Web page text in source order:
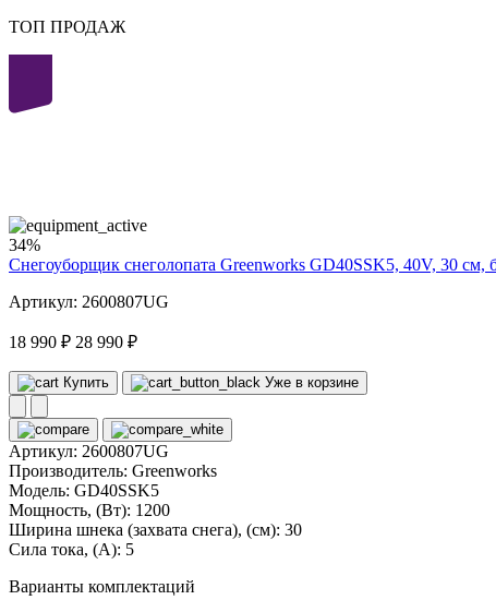
ТОП ПРОДАЖ
34%
Снегоуборщик снеголопата Greenworks GD40SSK5, 40V, 30
Артикул: 2600807UG
18 990 ₽ 28 990 ₽
Купить Уже в корзине
Артикул: 2600807UG
Производитель: Greenworks
Модель: GD40SSK5
Мощность, (Вт): 1200
Ширина шнека (захвата снега), (см): 30
Сила тока, (А): 5
Варианты комплектаций